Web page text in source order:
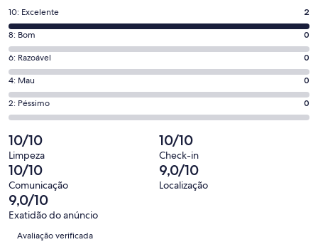
nova
janela
Pontuação
de
10,
o
que
significa
“Excelente”.
2
de
2
avaliações.
10: Excelente 2
Pontuação
de
8,
o
que
significa
“Bom”.
0
de
2
avaliações.
8: Bom 0
Pontuação
de
6,
o
que
significa
“Razoável”.
0
de
2
avaliações.
6: Razoável 0
Pontuação
de
4,
que
significa
“Mau”.
0
de
2
avaliações.
4: Mau 0
Pontuação
de
2,
o
que
significa
“Péssimo”.
0
de
2: Péssimo 0
10/10
Limpeza
10/10
Check-in
10/10
Comunicação
9,0/10
Localização
9,0/10
Exatidão do anúncio
Avaliações
Avaliação verificada